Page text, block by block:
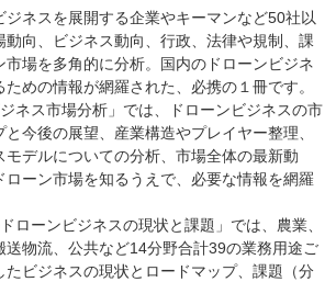
ジネスを展開する企業やキーマンなど50社以
動向、ビジネス動向、行政、法律や規制、課
市場を多角的に分析。国内のドローンビジネ
めの情報が網羅された、必携の１冊です。
ネス市場分析」では、ドローンビジネスの市
今後の展望、産業構造やプレイヤー整理、
デルについての分析、市場全体の最新動
ローン市場を知るうえで、必要な情報を網羅
ローンビジネスの現状と課題」では、農業、
送物流、公共など14分野合計39の業務用途ご
たビジネスの現状とロードマップ、課題（分